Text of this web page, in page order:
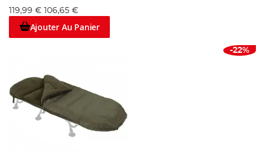
119,99 € 106,65 €
Ajouter Au Panier
-22%